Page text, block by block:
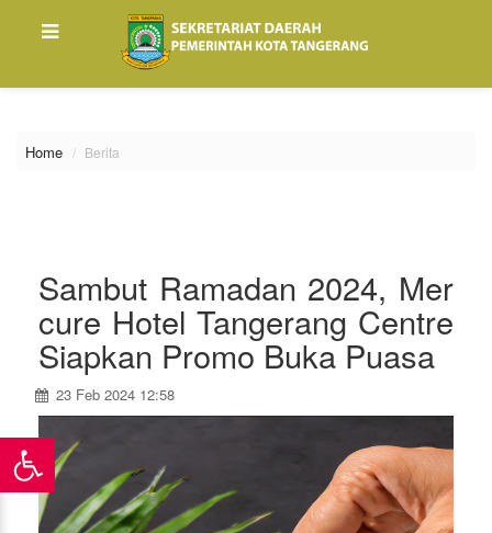
Home Berita
Sambut Ramadan 2024, Mer
cure Hotel Tangerang Centre
Siapkan Promo Buka Puasa
23 Feb 2024 12:58